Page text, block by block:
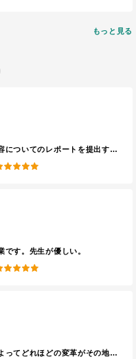
もっと見る
講義に出席し、授業内容についてのレポートを提出すれば簡単に単位が取れる。授業内容も興味深いものが多い。
です。先生が優しい。
人文地理学なので人によってどれほどの変革がその地域で起こったのかが学べます。寝てても何も言われません。